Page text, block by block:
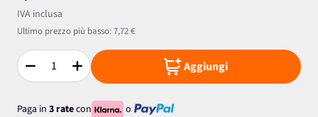
IVA inclusa
Ultimo prezzo più basso:7,72 €
Quantità Aggiungi
Paga in 3 ratecon
o